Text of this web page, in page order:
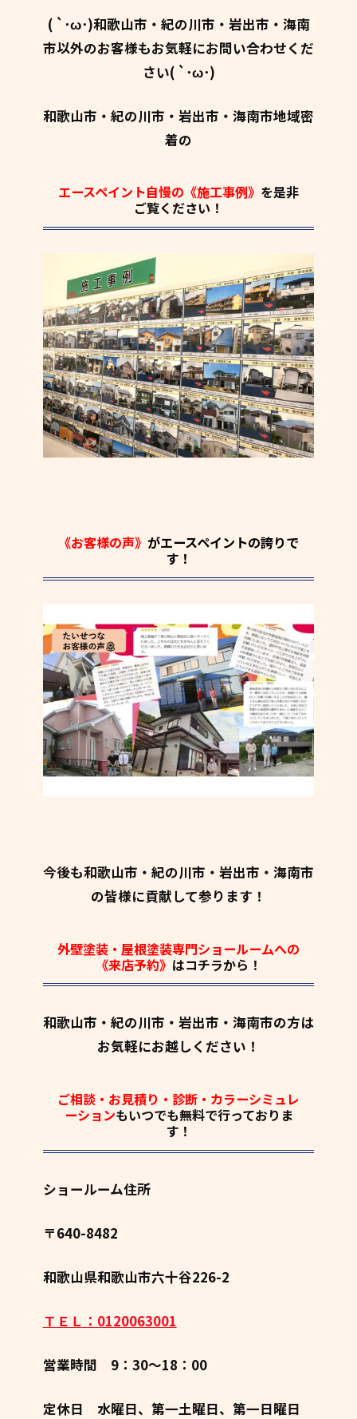
( `･ω･)和歌山市・紀の川市・岩出市・海南
市以外のお客様もお気軽にお問い合わせくだ
さい( `･ω･)
和歌山市・紀の川市・岩出市・海南市地域密
着の
エースペイント自慢の《施工事例》 を是非
ご覧ください！
《お客様の声》 がエースペイントの誇りで
す！
今後も和歌山市・紀の川市・岩出市・海南市
の皆様に貢献して参ります！
外壁塗装・屋根塗装専門ショールームへの
《来店予約》 はコチラから！
和歌山市・紀の川市・岩出市・海南市の方は
お気軽にお越しください！
ご相談・お見積り・診断・カラーシミュレ
ーションもいつでも無料で行っておりま
す！
ショールーム住所
〒640-8482
和歌山県和歌山市六十谷226-2
ＴＥＬ：0120063001
営業時間 9：30～18：00
定休日 水曜日、第一土曜日、第一日曜日